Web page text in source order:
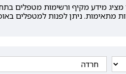
מקיף ורשימות מטפלים
ניתן לפנות למטפלים